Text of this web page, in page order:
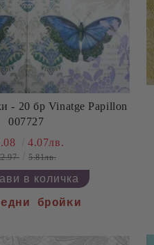
- 20 бр Vinatge Papillon
007727
4.07лв.
5.81лв.
бройки